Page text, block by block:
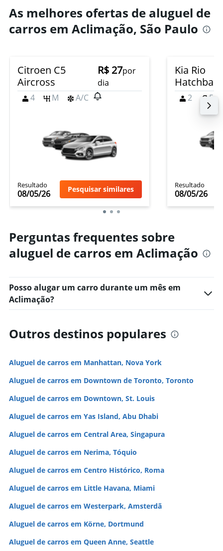
As melhores ofertas de aluguel de
carros em Aclimação, São Paulo
Citroen C5
Aircross
R$ 27por
dia
4
M A/C
Resultado
08/05/26 Pesquisar similares
Kia Rio
2 5
Resultado
08/05/26
Perguntas frequentes sobre
aluguel de carros em Aclimação
Posso alugar um carro durante um mês em
Aclimação?
Outros destinos populares
Aluguel de carros em Manhattan, Nova York
Aluguel de carros em Downtown de Toronto, Toronto
Aluguel de carros em Downtown, St. Louis
Aluguel de carros em Yas Island, Abu Dhabi
Aluguel de carros em Central Area, Singapura
Aluguel de carros em Nerima, Tóquio
Aluguel de carros em Centro Histórico, Roma
Aluguel de carros em Little Havana, Miami
Aluguel de carros em Westerpark, Amsterdã
Aluguel de carros em Körne, Dortmund
Aluguel de carros em Queen Anne, Seattle